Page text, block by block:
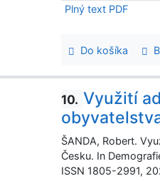
Plný text PDF
Do košíka
10. Využití
ŠANDA, Robert.
Česku. In
ISSN 1805-2991,